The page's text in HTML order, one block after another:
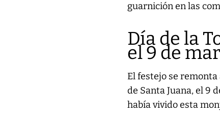
guarnición en las
Día de la
el 9 de
El festejo se
de Santa Juana, el 9
había vivido esta